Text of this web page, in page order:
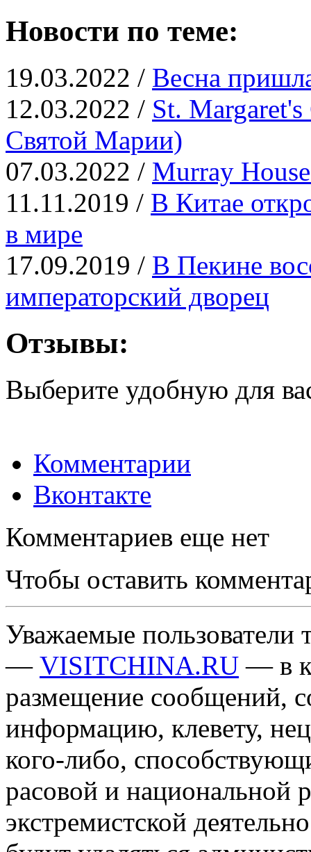
Новости по теме:
19.03.2022 / Весна
12.03.2022 / St. Margaret's
Святой Марии)
07.03.2022 / Murray
11.11.2019 / В Китае
в мире
17.09.2019 / В Пекине
императорский дворец
Отзывы:
Выберите удобную для
Комментарии
Вконтакте
Комментариев еще нет
Чтобы оставить
Уважаемые пользователи
— VISITCHINA.RU — в
размещение сообщений,
информацию, клевету,
кого-либо,
расовой и национальной
экстремистской